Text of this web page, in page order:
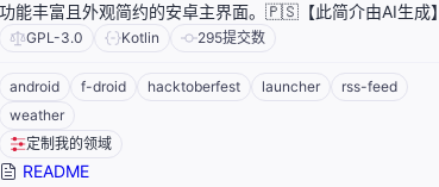
功能丰富且外观简约的安卓主界面。🇵🇸【此简介由AI生成】
GPL-3.0 Kotlin 295提交数
android f-droid hacktoberfest launcher
rss-feed
weather
定制我的领域
README